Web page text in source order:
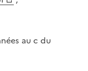
au c du